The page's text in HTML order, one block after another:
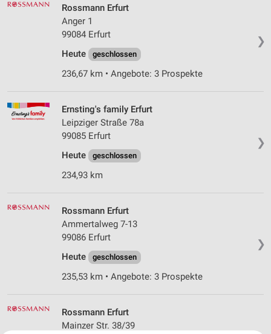
❯
Rossmann Erfurt
Anger 1
99084 Erfurt
Heute
geschlossen
236,67 km • Angebote: 3 Prospekte
❯
Ernsting's family Erfurt
Leipziger Straße 78a
99085 Erfurt
Heute
geschlossen
234,93 km
❯
Rossmann Erfurt
Ammertalweg 7-13
99086 Erfurt
Heute
geschlossen
235,53 km • Angebote: 3 Prospekte
Rossmann Erfurt
Mainzer Str. 38/39